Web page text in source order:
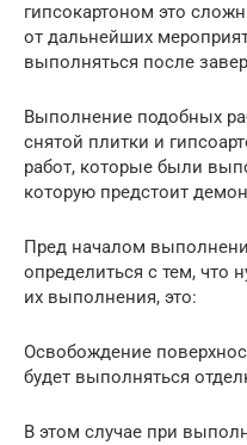
гипсокартоном это
от дальнейших
выполняться после
Выполнение подобных
снятой плитки и
работ, которые были
которую предстоит
Пред началом
определиться с тем, что
их выполнения, это:
Освобождение
будет выполняться
В этом случае при